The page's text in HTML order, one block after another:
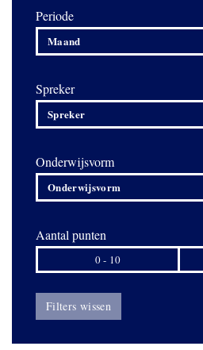
Periode
Maand
Spreker
Spreker
Onderwijsvorm
Onderwijsvorm
Aantal punten
0 - 10
Filters wissen